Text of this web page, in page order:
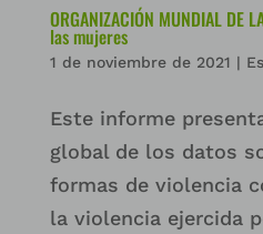
ORGANIZACIÓN MUNDIAL DE
las mujeres
1 de noviembre de 2021 |
Este informe
global de los datos
formas de violencia
la violencia ejercida